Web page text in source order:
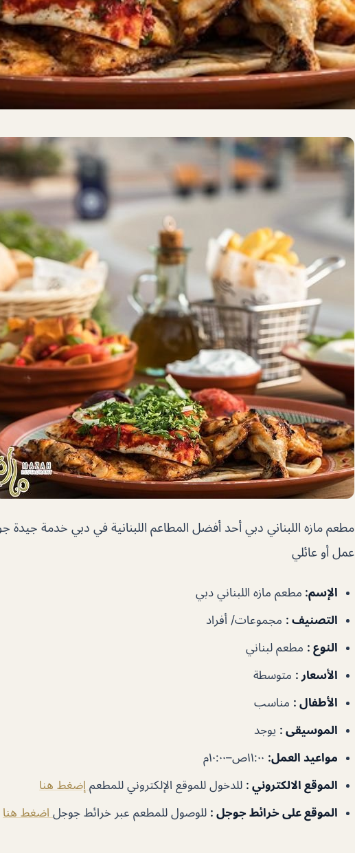
مطعم مازه اللبناني دبي أحد أفضل المطاعم اللبنانية في دبي خدمة جيدة
عمل أو عائلي
الإسم: مطعم مازه اللبناني دبي
التصنيف : مجموعات/ أفراد
النوع : مطعم لبناني
الأسعار : متوسطة
الأطفال : مناسب
الموسيقى : يوجد
مواعيد العمل:
الموقع الالكتروني : للدخول للموقع الإلكتروني للمطعم إضغط هنا
الموقع على خرائط جوجل : للوصول للمطعم عبر خرائط جوجل اضغط هنا